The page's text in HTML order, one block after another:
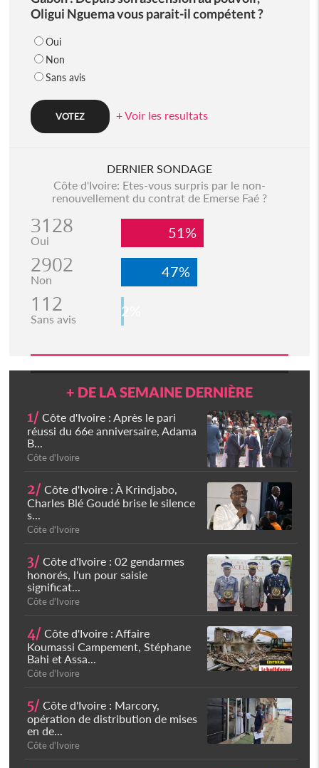
Oligui Nguema vous parait-il compétent ?
Oui
Non
Sans avis
+ Voir les resultats
DERNIER SONDAGE
Côte d'Ivoire: Etes-vous surpris par le non-
renouvellement du contrat de Emerse Faé ?
3128
Oui 51%
2902
Non 47%
112
Sans avis 2%
+ DE LA SEMAINE DERNIÈRE
1/ Côte d'Ivoire : Après le pari
réussi du 66e anniversaire, Adama
B...
Côte d'Ivoire
2/ Côte d'Ivoire : À Krindjabo,
Charles Blé Goudé brise le silence
s...
Côte d'Ivoire
3/ Côte d'Ivoire : 02 gendarmes
honorés, l'un pour saisie
significat...
Côte d'Ivoire
4/ Côte d'Ivoire : Affaire
Koumassi Campement, Stéphane
Bahi et Assa...
Côte d'Ivoire
5/ Côte d'Ivoire : Marcory,
opération de distribution de mises
en de...
Côte d'Ivoire